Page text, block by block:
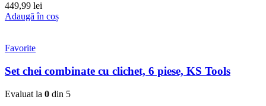
449,99 lei
Adaugă în coș
Favorite
Set chei combinate cu clichet, 6 piese, KS Tools
Evaluat la 0 din 5